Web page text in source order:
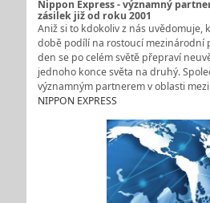
Nippon Express - významný
zásilek již od roku 2001
Aniž si to kdokoliv z nás uvědomuje,
době podílí na rostoucí mezinárodní
den se po celém světě přepraví
jednoho konce světa na druhý.
významným partnerem v oblasti
NIPPON EXPRESS